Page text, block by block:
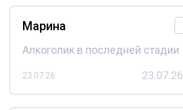
Марина
Алкоголик в последней стадии
23.07.26 23.07.26